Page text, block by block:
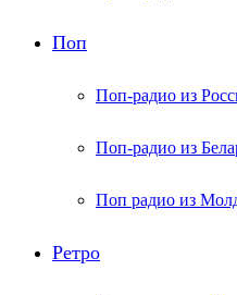
Поп
Поп-радио из
Поп-радио из
Поп радио из
Ретро